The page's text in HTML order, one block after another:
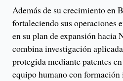
Además de su crecimiento en
fortaleciendo sus operaciones
en su plan de expansión hacia
combina investigación
protegida mediante patentes
equipo humano con